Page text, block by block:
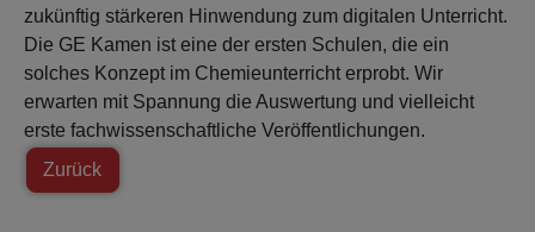
zukünftig stärkeren Hinwendung zum digitalen Unterricht.
Die GE Kamen ist eine der ersten Schulen, die ein
solches Konzept im Chemieunterricht erprobt. Wir
erwarten mit Spannung die Auswertung und vielleicht
erste fachwissenschaftliche Veröffentlichungen.
Zurück